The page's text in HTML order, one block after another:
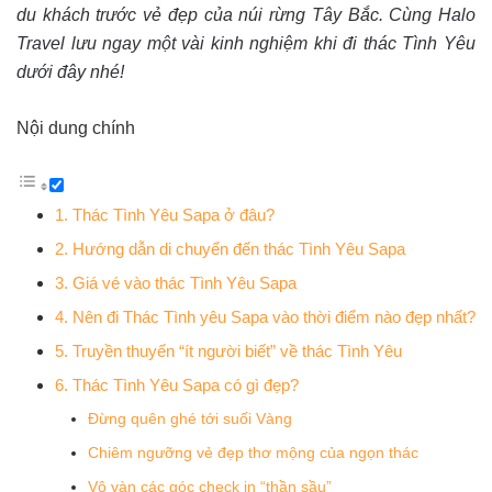
du khách trước vẻ đẹp của núi rừng Tây Bắc. Cùng Halo
Travel lưu ngay một vài kinh nghiệm khi đi thác Tình Yêu
dưới đây nhé!
Nội dung chính
1. Thác Tình Yêu Sapa ở đâu?
2. Hướng dẫn di chuyển đến thác Tình Yêu Sapa
3. Giá vé vào thác Tình Yêu Sapa
4. Nên đi Thác Tình yêu Sapa vào thời điểm nào đẹp nhất?
5. Truyền thuyến “ít người biết” về thác Tình Yêu
6. Thác Tình Yêu Sapa có gì đẹp?
Đừng quên ghé tới suối Vàng
Chiêm ngưỡng vẻ đẹp thơ mộng của ngọn thác
Vô vàn các góc check in “thần sầu”